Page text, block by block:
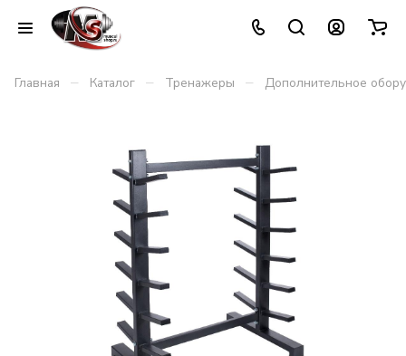
Главная – Каталог – Тренажеры – Дополнительное